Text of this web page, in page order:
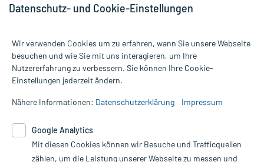
Alle Preise gelten inkl. MwSt., ggf. zzgl. Versandkosten
Informationen auf dieser Website werden ausschließlich für
die Untersuchung und Behandlung durch einen Arzt. Bitte
Therapien eingeleitet werden können. | Diese Webseite benutzt
Google Analytics. Lesen Sie bitte dazu die wichtigen Hinweise in
unserer Datenschutzerklärung. Für den Widerruf einer Bestellung
Datenschutz- und Cookie-Einstellungen
Wir verwenden Cookies um zu erfahren, wann Sie unsere Webseite
besuchen und wie Sie mit uns interagieren, um Ihre
Nutzererfahrung zu verbessern. Sie können Ihre Cookie-
Einstellungen jederzeit ändern.
Nähere Informationen: Datenschutzerklärung Impressum
Google Analytics
Mit diesen Cookies können wir Besuche und Trafficquellen
zählen, um die Leistung unserer Webseite zu messen und